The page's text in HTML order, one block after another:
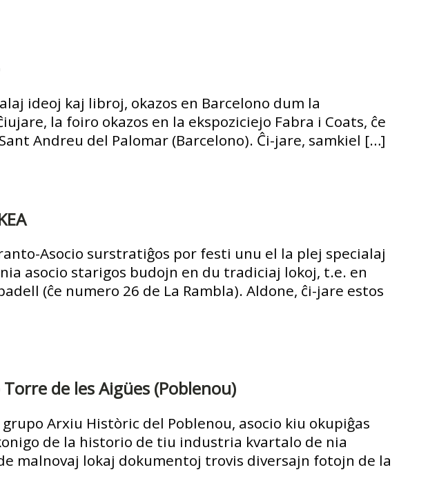
ideoj kaj libroj, okazos en Barcelono dum la
la foiro okazos en la ekspoziciejo Fabra i Coats, ĉe
Andreu del Palomar (Barcelono). Ĉi-jare, samkiel […]
Asocio surstratiĝos por festi unu el la plej specialaj
asocio starigos budojn en du tradiciaj lokoj, t.e. en
(ĉe numero 26 de La Rambla). Aldone, ĉi-jare estos
de les Aigües (Poblenou)
Arxiu Històric del Poblenou, asocio kiu okupiĝas
de la historio de tiu industria kvartalo de nia
malnovaj lokaj dokumentoj trovis diversajn fotojn de la